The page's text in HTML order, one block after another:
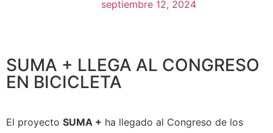
septiembre 12, 2024
SUMA + LLEGA AL CONGRESO
EN BICICLETA
El proyecto SUMA + ha llegado al Congreso de los